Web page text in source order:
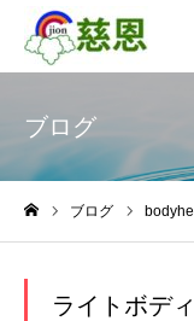
ブログ
ブログ
ライトボデ